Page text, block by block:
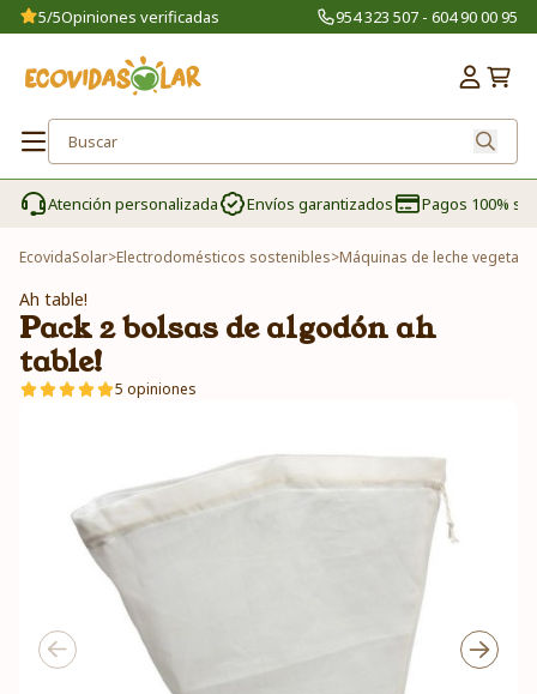
5/5Opiniones verificadas 954 323 507 - 604 90 00 95
Atención personalizada Envíos garantizados Pagos 100%
EcovidaSolar>Electrodomésticos sostenibles>Máquinas de leche vegetal
Ah table!
Pack 2 bolsas de algodón ah
table!
5 opiniones